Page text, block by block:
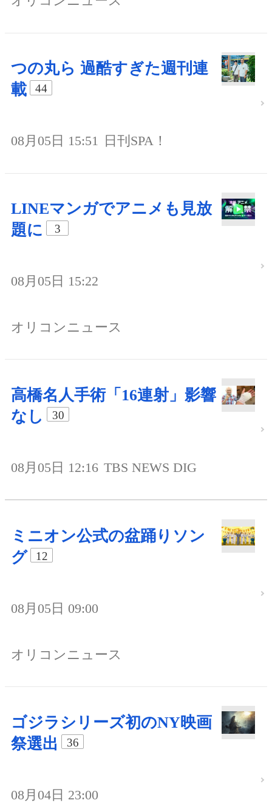
つの丸ら 過酷すぎた週刊連
載
44
08月05日 15:51 日刊SPA！
LINEマンガでアニメも見放
題に
3
08月05日 15:22
オリコンニュース
高橋名人手術「16連射」影響
なし
30
08月05日 12:16 TBS NEWS DIG
ミニオン公式の盆踊りソン
グ
12
08月05日 09:00
オリコンニュース
ゴジラシリーズ初のNY映画
祭選出
36
08月04日 23:00